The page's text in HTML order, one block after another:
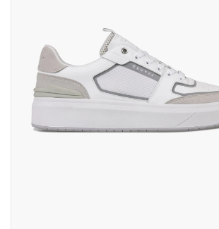
Merken